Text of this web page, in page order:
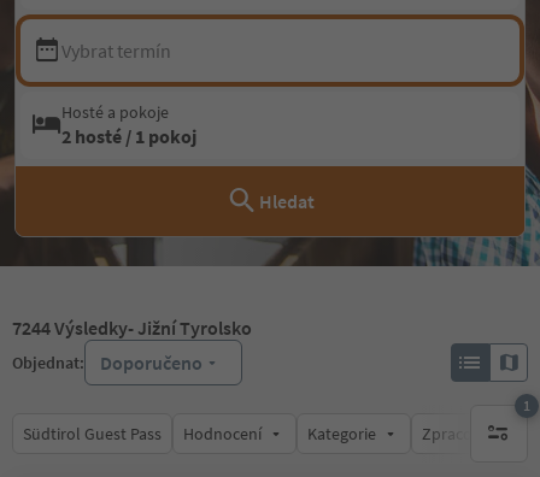
Vybrat termín
Hosté a pokoje
2 hosté / 1 pokoj
Hledat
7244Výsledky- Jižní Tyrolsko
Objednat: Doporučeno
Südtirol Guest Pass Hodnocení Kategorie Zpracovává
1
1